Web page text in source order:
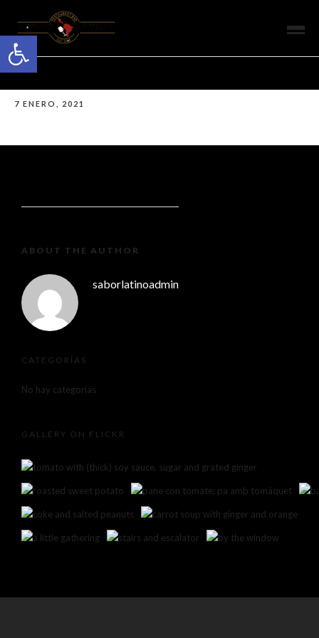
Open toolbar
7 ENERO, 2021
ABOUT THE AUTHOR
saborlatinoadmin
CATEGORÍAS
No hay categorías
GALLERY ON FLICKR